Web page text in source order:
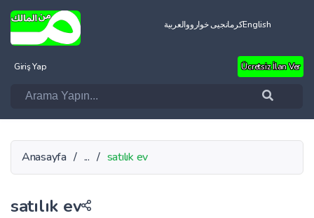
العربيةکرمانجیی خوارووEnglish
Giriş Yap Ücretsiz İlan Ver
Anasayfa / ... / satılık ev
satılık ev